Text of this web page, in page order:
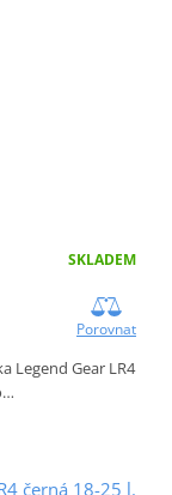
SKLADEM
Porovnat
Legend Gear LR4
černá 18-25 l.